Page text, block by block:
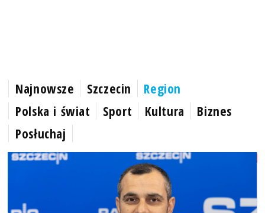
Najnowsze Szczecin
Region
Polska i świat
Sport Kultura
Biznes
Posłuchaj